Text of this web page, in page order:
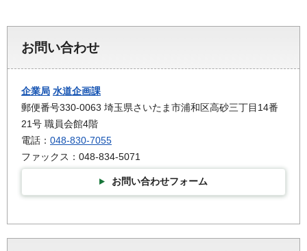
お問い合わせ
企業局 水道企画課
郵便番号330-0063 埼玉県さいたま市浦和区高砂三丁目14番
21号 職員会館4階
電話： 048-830-7055
ファックス：048-834-5071
お問い合わせフォーム